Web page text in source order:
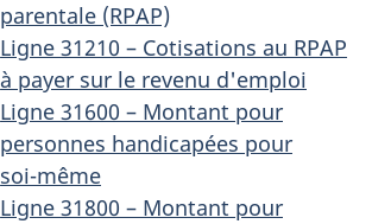
parentale (RPAP)
Ligne 31210 – Cotisations au RPAP
à payer sur le revenu d'emploi
Ligne 31600 – Montant pour
personnes handicapées pour
soi-même
Ligne 31800 – Montant pour